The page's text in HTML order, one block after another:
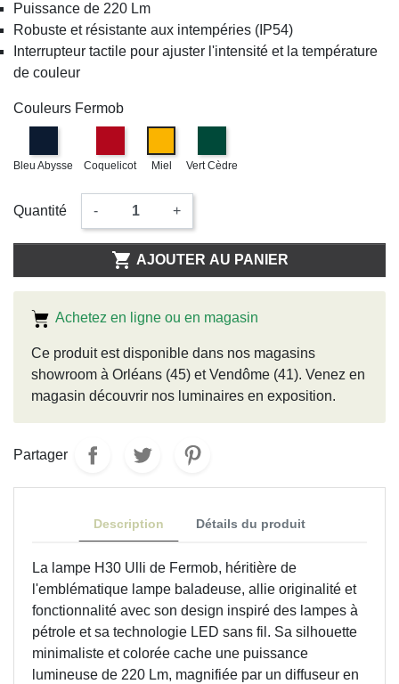
Puissance de 220 Lm
Robuste et résistante aux intempéries (IP54)
Interrupteur tactile pour ajuster l'intensité et la température
de couleur
Couleurs Fermob
Bleu Abysse Coquelicot Miel Vert Cèdre
Quantité - +
 AJOUTER AU PANIER
Achetez en ligne ou en magasin
Ce produit est disponible dans nos magasins
showroom à Orléans (45) et Vendôme (41). Venez en
magasin découvrir nos luminaires en exposition.
Partager
Description Détails du produit
La lampe H30 Ulli de Fermob, héritière de
l'emblématique lampe baladeuse, allie originalité et
fonctionnalité avec son design inspiré des lampes à
pétrole et sa technologie LED sans fil. Sa silhouette
minimaliste et colorée cache une puissance
lumineuse de 220 Lm, magnifiée par un diffuseur en